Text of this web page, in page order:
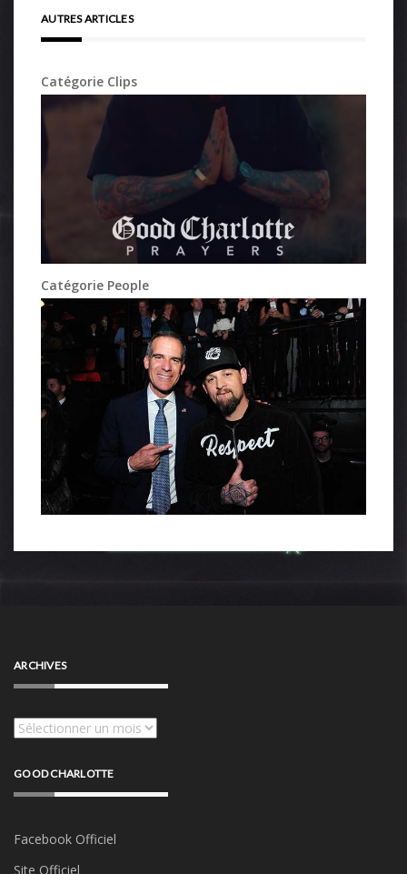
AUTRES ARTICLES
Catégorie Clips
Catégorie People
ARCHIVES
Archives
GOOD CHARLOTTE
Facebook Officiel
Site Officiel